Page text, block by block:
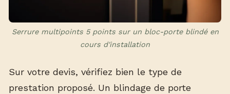
Serrure multipoints 5 points sur un bloc-porte blindé en
cours d'installation
Sur votre devis, vérifiez bien le type de
prestation proposé. Un blindage de porte